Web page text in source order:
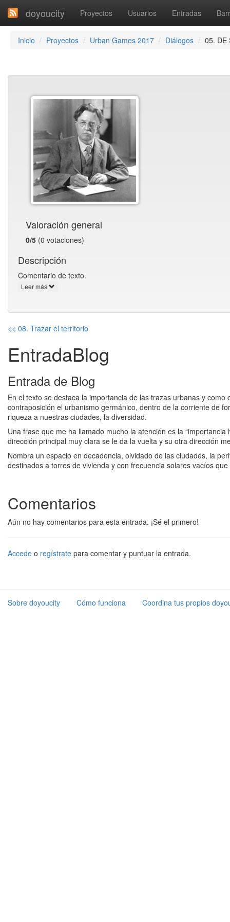
doyoucity Proyectos Usuarios Entradas
Inicio Proyectos Urban Games 2017 Diálogos 05. DE
Valoración general
0/5 (0 votaciones)
Descripción
Comentario de texto.
Leer más
<< 08. Trazar el territorio
EntradaBlog
Entrada de Blog
En el texto se destaca la importancia de las trazas urbanas y
contraposición el urbanismo germánico, dentro de la corriente de
riqueza a nuestras ciudades, la diversidad.
Una frase que me ha llamado mucho la atención es la
dirección principal muy clara se le da la vuelta y su otra dirección
Nombra un espacio en decadencia, olvidado de las ciudades, la
destinados a torres de vivienda y con frecuencia solares vacíos
Comentarios
Aún no hay comentarios para esta entrada. ¡Sé el primero!
Accede o regístrate para comentar y puntuar la entrada.
Sobre doyoucity Cómo funciona Coordina tus propios